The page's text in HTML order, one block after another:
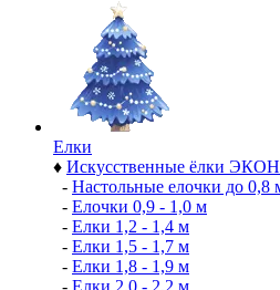
Елки
♦ Искусственные ёлки
- Настольные елочки до 0,8
- Елочки 0,9 - 1,0 м
- Елки 1,2 - 1,4 м
- Елки 1,5 - 1,7 м
- Елки 1,8 - 1,9 м
- Елки 2,0 - 2,2 м